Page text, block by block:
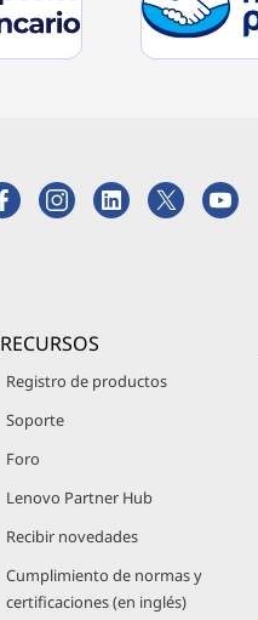
RECURSOS
Registro de productos
Soporte
Foro
Lenovo Partner Hub
Recibir novedades
Cumplimiento de normas y
certificaciones (en inglés)